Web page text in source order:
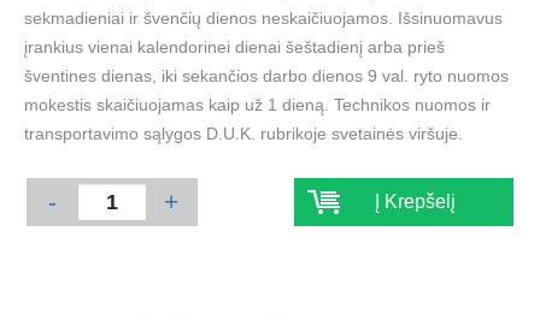
sekmadieniai ir švenčių dienos neskaičiuojamos. Išsinuomavus
įrankius vienai kalendorinei dienai šeštadienį arba prieš
šventines dienas, iki sekančios darbo dienos 9 val. ryto nuomos
mokestis skaičiuojamas kaip už 1 dieną. Technikos nuomos ir
transportavimo sąlygos D.U.K. rubrikoje svetainės viršuje.
- + Į Krepšelį